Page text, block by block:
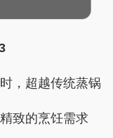
，超越传统蒸锅
致的烹饪需求